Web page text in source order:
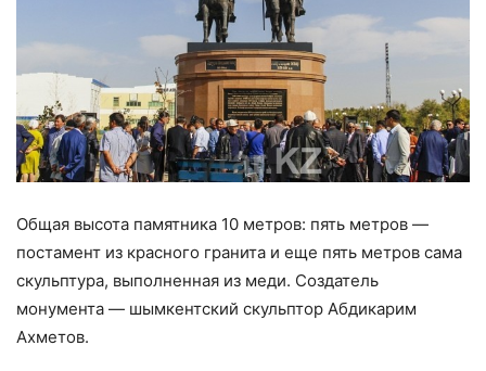
Общая высота памятника 10 метров: пять метров —
постамент из красного гранита и еще пять метров сама
скульптура, выполненная из меди. Создатель
монумента — шымкентский скульптор Абдикарим
Ахметов.